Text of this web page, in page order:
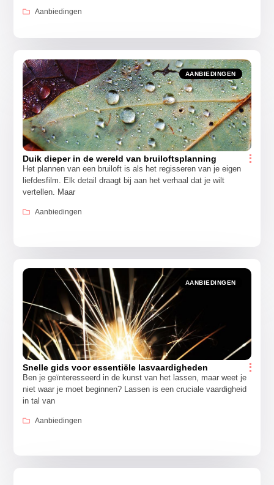
Aanbiedingen
AANBIEDINGEN
Duik dieper in de wereld van bruiloftsplanning
Het plannen van een bruiloft is als het regisseren van je eigen
liefdesfilm. Elk detail draagt bij aan het verhaal dat je wilt
vertellen. Maar
Aanbiedingen
AANBIEDINGEN
Snelle gids voor essentiële lasvaardigheden
Ben je geïnteresseerd in de kunst van het lassen, maar weet je
niet waar je moet beginnen? Lassen is een cruciale vaardigheid
in tal van
Aanbiedingen